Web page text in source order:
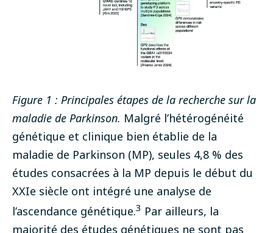
Figure 1 : Principales étapes de la recherche sur la
maladie de Parkinson. Malgré l’hétérogénéité
génétique et clinique bien établie de la
maladie de Parkinson (MP), seules 4,8 % des
études consacrées à la MP depuis le début du
XXIe siècle ont intégré une analyse de
l’ascendance génétique.3 Par ailleurs, la
majorité des études génétiques ne sont pas